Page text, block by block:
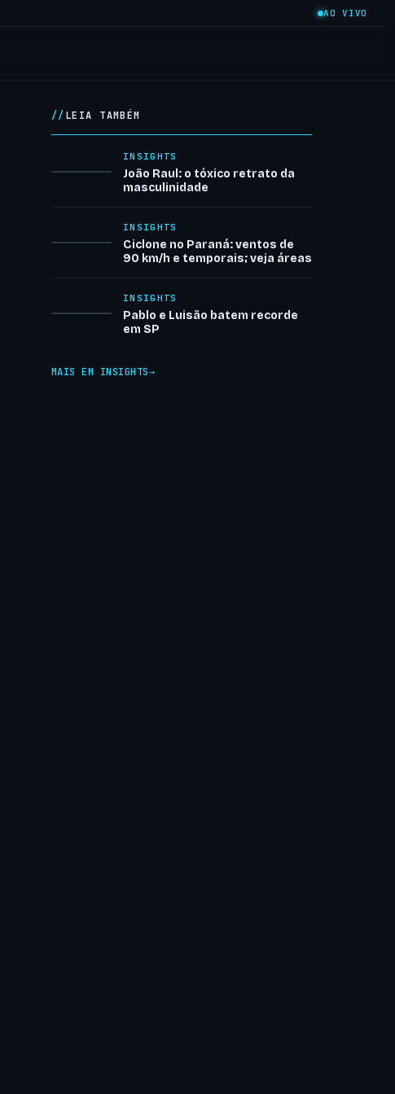
AO VIVO
LEIA TAMBÉM
INSIGHTS
João Raul: o tóxico retrato da
masculinidade
INSIGHTS
Ciclone no Paraná: ventos de
90 km/h e temporais; veja áreas
INSIGHTS
Pablo e Luisão batem recorde
em SP
MAIS EM INSIGHTS